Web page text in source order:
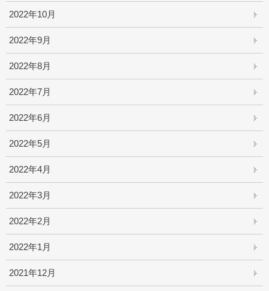
2022年10月
2022年9月
2022年8月
2022年7月
2022年6月
2022年5月
2022年4月
2022年3月
2022年2月
2022年1月
2021年12月